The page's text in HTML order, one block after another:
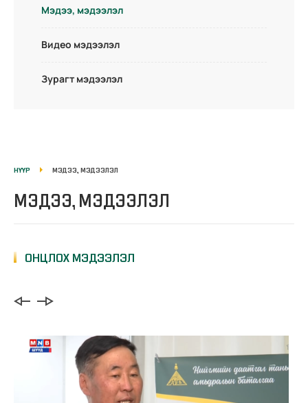
Мэдээ, мэдээлэл
Видео мэдээлэл
Зурагт мэдээлэл
НҮҮР МЭДЭЭ, МЭДЭЭЛЭЛ
МЭДЭЭ, МЭДЭЭЛЭЛ
ОНЦЛОХ МЭДЭЭЛЭЛ